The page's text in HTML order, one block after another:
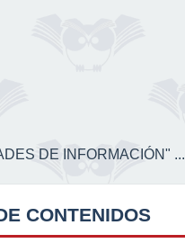
DE INFORMACIÓN" ...
CONTENIDOS